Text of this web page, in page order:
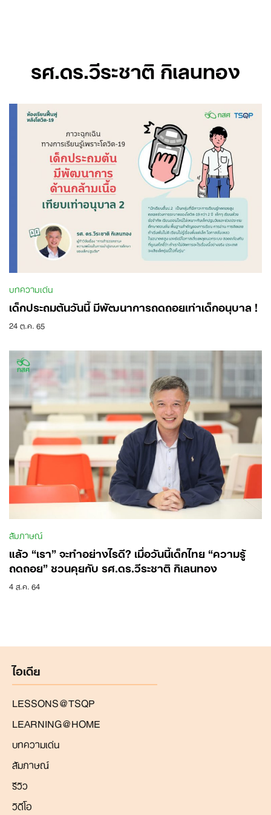
Search
for:
รศ.ดร.วีระชาติ กิเลนทอง
บทความเด่น
เด็กประถมต้นวันนี้ มีพัฒนาการถดถอยเท่าเด็กอนุบาล !
24 ต.ค. 65
สัมภาษณ์
แล้ว “เรา” จะทำอย่างไรดี? เมื่อวันนี้เด็กไทย “ความรู้
ถดถอย” ชวนคุยกับ รศ.ดร.วีระชาติ กิเลนทอง
4 ส.ค. 64
ไอเดีย
LESSONS@TSQP
LEARNING@HOME
บทความเด่น
สัมภาษณ์
รีวิว
วิดีโอ